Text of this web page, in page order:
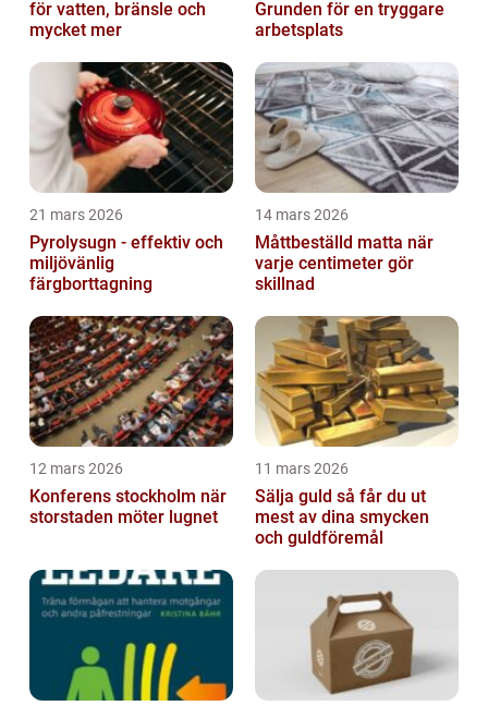
för vatten, bränsle och
mycket mer
Grunden för en tryggare
arbetsplats
21 mars 2026
Pyrolysugn - effektiv och
miljövänlig
färgborttagning
14 mars 2026
Måttbeställd matta när
varje centimeter gör
skillnad
12 mars 2026
Konferens stockholm när
storstaden möter lugnet
11 mars 2026
Sälja guld så får du ut
mest av dina smycken
och guldföremål